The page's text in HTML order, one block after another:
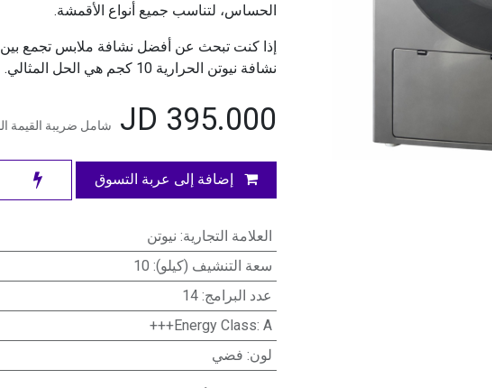
الحساس، لتناسب جميع أنواع الأقمشة.
إذا كنت تبحث عن أفضل نشافة ملابس تجمع بين
نشافة نيوتن الحرارية 10 كجم هي الحل المثالي.
395.000 شامل ضريبة القيمة
إضافة إلى عربة التسوق
العلامة التجارية: نيوتن
سعة التنشيف (كيلو):
10
عدد البرامج:
14
Energy Class:A+++
لون: فضي